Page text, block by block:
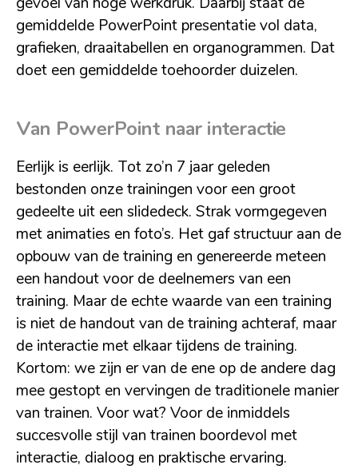
gemiddelde PowerPoint presentatie vol data,
grafieken, draaitabellen en organogrammen. Dat
doet een gemiddelde toehoorder duizelen.
Van PowerPoint naar interactie
Eerlijk is eerlijk. Tot zo’n 7 jaar geleden
bestonden onze trainingen voor een groot
gedeelte uit een slidedeck. Strak vormgegeven
met animaties en foto’s. Het gaf structuur aan de
opbouw van de training en genereerde meteen
een handout voor de deelnemers van een
training. Maar de echte waarde van een training
is niet de handout van de training achteraf, maar
de interactie met elkaar tijdens de training.
Kortom: we zijn er van de ene op de andere dag
mee gestopt en vervingen de traditionele manier
van trainen. Voor wat? Voor de inmiddels
succesvolle stijl van trainen boordevol met
interactie, dialoog en praktische ervaring.